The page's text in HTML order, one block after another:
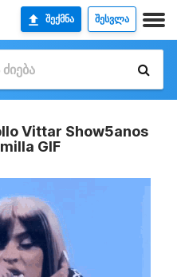
ᲨᲔᲥᲛᲜᲐ ᲨᲔᲡᲕᲚᲐ
Vittar Show5anos
GIF